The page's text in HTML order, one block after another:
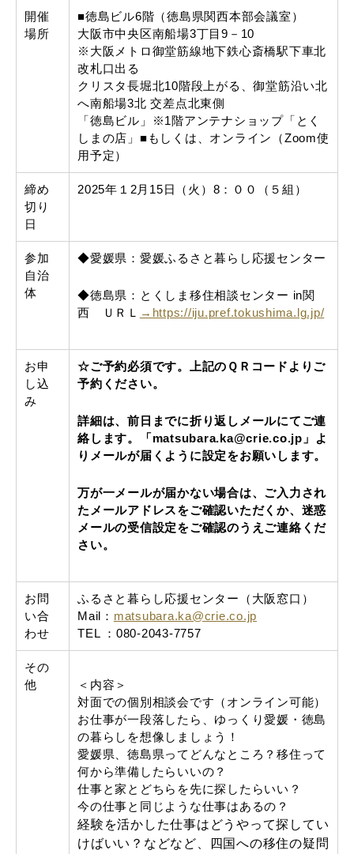
開催
場所
■徳島ビル6階（徳島県関西本部会議室）
大阪市中央区南船場3丁目9－10
※大阪メトロ御堂筋線地下鉄心斎橋駅下車北
改札口出る
クリスタ長堀北10階段上がる、御堂筋沿い北
へ南船場3北 交差点北東側
「徳島ビル」※1階アンテナショップ「とく
しまの店」 ■もしくは、オンライン（Zoom使
用予定）
締め
切り
日
2025年１2月15日（火）8：００（５組）
参加
自治
体
◆愛媛県：愛媛ふるさと暮らし応援センター
◆徳島県：とくしま移住相談センター in関
西 ＵＲＬ →https://iju.pref.tokushima.lg.jp/
お申
し込
み
☆ご予約必須です。上記のＱＲコードよりご
予約ください。
詳細は、前日までに折り返しメールにてご連
絡します。「matsubara.ka@crie.co.jp」よ
り メールが届くように設定をお願いします。
万が一メールが届かない場合は、 ご入力され
たメールアドレスをご確認いただくか、迷惑
メールの受信設定をご確認のうえご連絡くだ
さい。
お問
い合
わせ
ふるさと暮らし応援センター（大阪窓口）
Mail： matsubara.ka@crie.co.jp
TEL ：080-2043-7757
その
他
＜内容＞
対面での個別相談会です（オンライン可能）
お仕事が一段落したら、ゆっくり愛媛・徳島
の暮らしを想像しましょう！
愛媛県、徳島県ってどんなところ？移住って
何から準備したらいいの？
仕事と家とどちらを先に探したらいい？
今の仕事と同じような仕事はあるの？
経験を活かした仕事はどうやって探してい
けばいい？ などなど、四国への移住の疑問